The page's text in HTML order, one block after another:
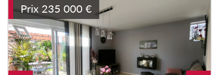
Prix 235 000 €